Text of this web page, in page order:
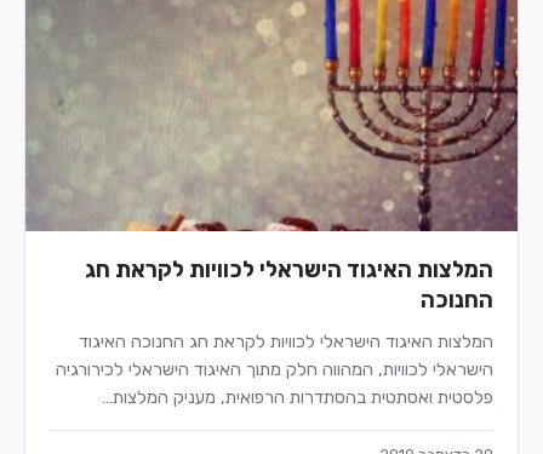
המלצות האיגוד הישראלי לכוויות לקראת חג
החנוכה
המלצות האיגוד הישראלי לכוויות לקראת חג החנוכה האיגוד
הישראלי לכוויות, המהווה חלק מתוך האיגוד הישראלי לכירורגיה
פלסטית ואסתטית בהסתדרות הרפואית, מעניק המלצות…